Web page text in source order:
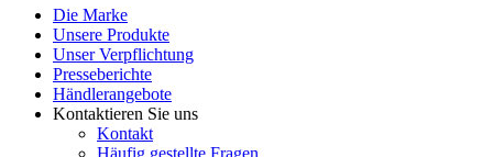
Die Marke
Unsere Produkte
Unser Verpflichtung
Presseberichte
Händlerangebote
Kontaktieren Sie uns
Kontakt
Häufig gestellte Fragen